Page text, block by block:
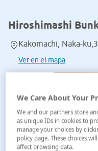
Hiroshimashi
Kakomachi, Naka-
Ver en el mapa
We Care About Your
We and our partners store
as unique IDs in cookies to
manage your choices by
policy page. These choices
affect browsing data.